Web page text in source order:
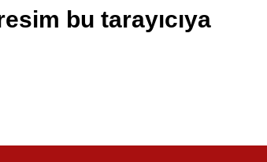
bu tarayıcıya